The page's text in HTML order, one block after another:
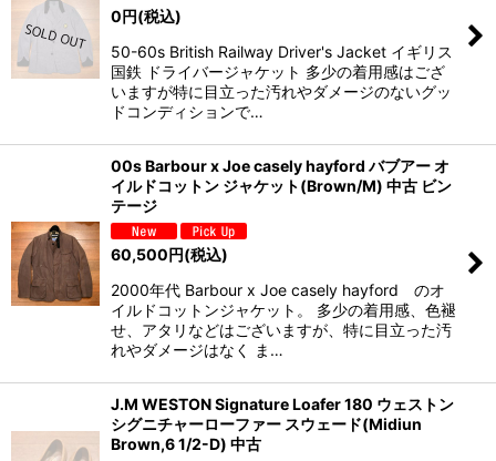
0 円(税込)
50-60s British Railway Driver's Jacket イギリス
国鉄 ドライバージャケット 多少の着用感はござ
いますが特に目立った汚れやダメージのないグッ
ドコンディションで…
00s Barbour x Joe casely hayford バブアー オ
イルドコットン ジャケット(Brown/M) 中古 ビン
テージ
60,500円(税込)
2000年代 Barbour x Joe casely hayford のオ
イルドコットンジャケット。 多少の着用感、色褪
せ、アタリなどはございますが、特に目立った汚
れやダメージはなく ま…
J.M WESTON Signature Loafer 180 ウェストン
シグニチャーローファー スウェード(Midiun
Brown,6 1/2-D) 中古